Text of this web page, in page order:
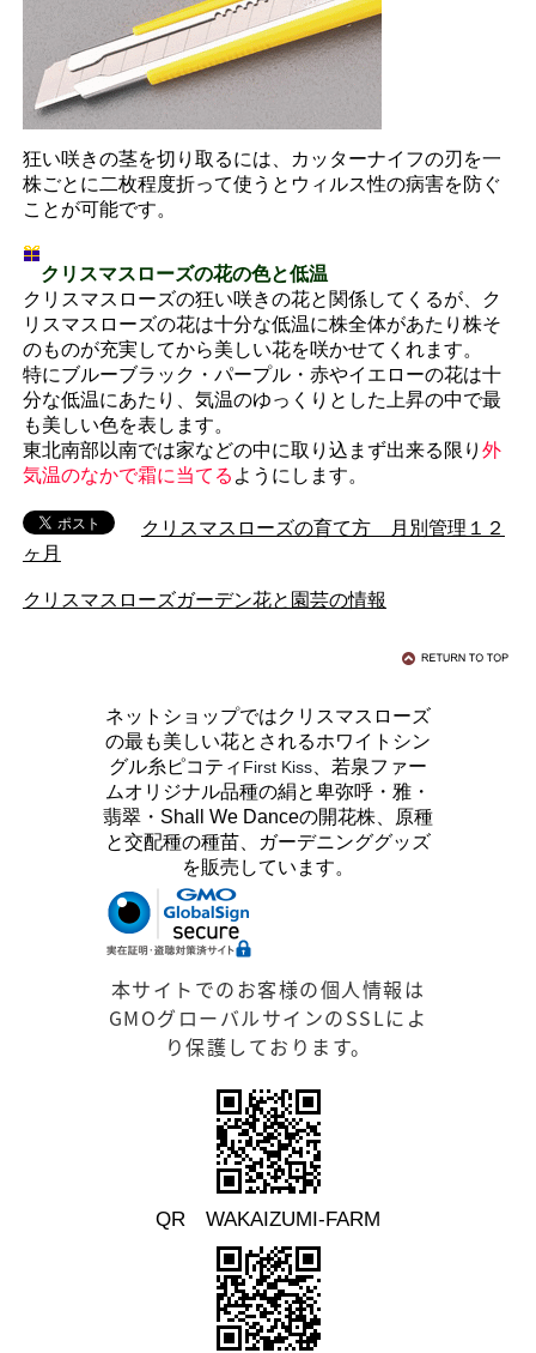
狂い咲きの茎を切り取るには、カッターナイフの刃を一
株ごとに二枚程度折って使うとウィルス性の病害を防ぐ
ことが可能です。
クリスマスローズの花の色と低温
クリスマスローズの狂い咲きの花と関係してくるが、ク
リスマスローズの花は十分な低温に株全体があたり株そ
のものが充実してから美しい花を咲かせてくれます。
特にブルーブラック・パープル・赤やイエローの花は十
分な低温にあたり、気温のゆっくりとした上昇の中で最
も美しい色を表します。
東北南部以南では家などの中に取り込まず出来る限り 外
気温のなかで霜に当てる ようにします。
クリスマスローズの育て方 月別管理１２
ヶ月
クリスマスローズガーデン花と園芸の情報
ネットショップではクリスマスローズ
の最も美しい花とされるホワイトシン
グル糸ピコティ First Kiss 、若泉ファー
ムオリジナル品種の絹と卑弥呼・雅・
翡翠・Shall We Danceの開花株、原種
と交配種の種苗、ガーデニンググッズ
を販売しています。
本サイトでのお客様の個人情報は
GMOグローバルサインのSSLによ
り保護しております。
QR WAKAIZUMI-FARM